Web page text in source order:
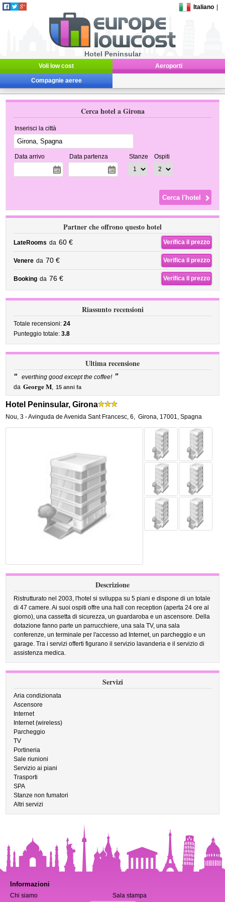
Italiano
Hotel Peninsular
Voli low cost Aeroporti
Compagnie aeree
Cerca hotel a Girona
Inserisci la città
Data arrivo Data partenza Stanze Ospiti
Partner che offrono questo hotel
LateRooms da 60 € Verifica il prezzo
Venere da 70 € Verifica il prezzo
Booking da 76 € Verifica il prezzo
Riassunto recensioni
Totale recensioni:24
Punteggio totale:3.8
Ultima recensione
“ everthing good except the coffee! ”
da George M, 15 anni fa
Hotel Peninsular, Girona
Nou, 3 - Avinguda de Avenida Sant Francesc, 6, Girona, 17001, Spagna
Descrizione
Ristrutturato nel 2003, l'hotel si sviluppa su 5 piani e dispone di un totale
di 47 camere. Ai suoi ospiti offre una hall con reception (aperta 24 ore al
giorno), una cassetta di sicurezza, un guardaroba e un ascensore. Della
dotazione fanno parte un parrucchiere, una sala TV, una sala
conferenze, un terminale per l'accesso ad Internet, un parcheggio e un
garage. Tra i servizi offerti figurano il servizio lavanderia e il servizio di
assistenza medica.
Servizi
Aria condizionata
Ascensore
Internet
Internet (wireless)
Parcheggio
TV
Portineria
Sale riunioni
Servizio ai piani
Trasporti
SPA
Stanze non fumatori
Altri servizi
Informazioni
Chi siamo Sala stampa